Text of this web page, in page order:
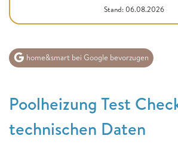
Stand: 06.08.2026
home&smart bei Google bevorzugen
Poolheizung Test
technischen Daten